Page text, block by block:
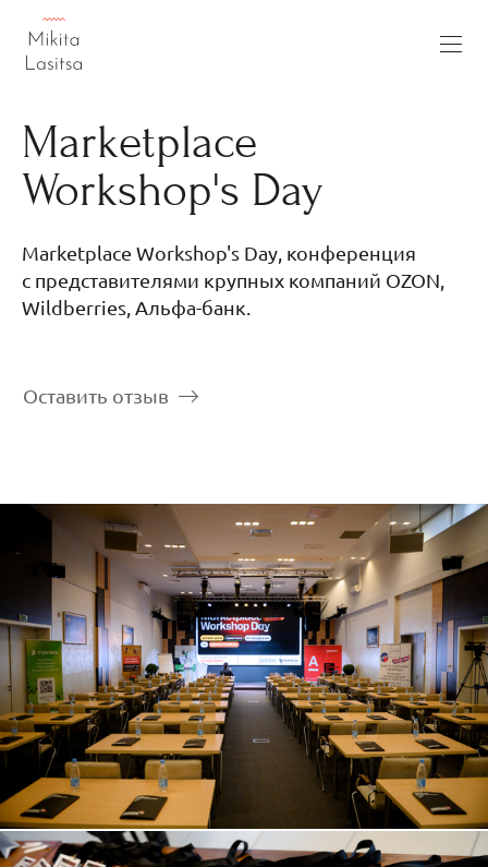
Marketplace
Workshop's Day
Marketplace Workshop's Day, конференция
с представителями крупных компаний OZON,
Wildberries, Альфа-банк.
Оставить отзыв